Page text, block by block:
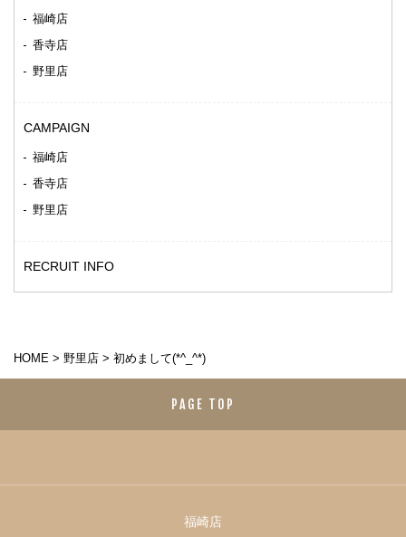
福崎店
香寺店
野里店
CAMPAIGN
福崎店
香寺店
野里店
RECRUIT INFO
HOME > 野里店 > 初めまして(*^_^*)
PAGE TOP
福崎店